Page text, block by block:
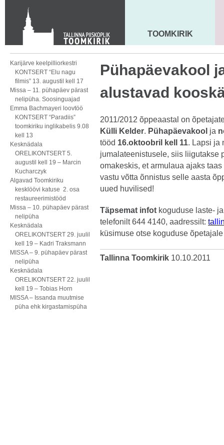
KONTAKT
Toom-Kooli 6, 10130 TALLINN
tallinna.toom@eelk.ee
MAARJA KIRIK
TOOMKIRIK
Karijärve keelpilliorkestri
KONTSERT “Elu nagu
filmis” 13. augustil kell 17
Missa – 11. pühapäev pärast
nelipüha. Soosinguajad
Emma Bachmayeri loovtöö
KONTSERT “Paradiis”
toomkiriku inglikabelis 9.08
kell 13
Kesknädala
ORELIKONTSERT 5.
augustil kell 19 – Marcin
Kucharczyk
Algavad Toomkiriku
kesklöövi katuse 2. osa
restaureerimistööd
Missa – 10. pühapäev pärast
nelipüha
Kesknädala
ORELIKONTSERT 29. juulil
kell 19 – Kadri Traksmann
MISSA – 9. pühapäev pärast
nelipüha
Kesknädala
ORELIKONTSERT 22. juulil
kell 19 – Tobias Horn
MISSA – Issanda muutmise
püha ehk kirgastamispüha
Pühapäevakool
alustavad
2011/2012 õppeaastal on
Külli Kelder. Pühapäevakool ja
tööd 16.oktoobril kell 11. Lapsi ja
jumalateenistusele, siis liigutakse
omakeskis, et armulaua ajaks
vastu võtta õnnistus selle aasta
uued huvilised!
Täpsemat infot koguduse laste-
telefonilt 644 4140, aadressilt:
küsimuse otse koguduse
Tallinna Toomkirik 10.10.2011